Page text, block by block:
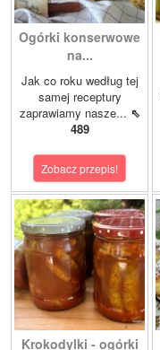
Ogórki konserwowe
na...
Jak co roku według tej
samej receptury
zaprawiamy nasze... ⇖
489
Zobacz przepis!
Krokodylki - ogórki